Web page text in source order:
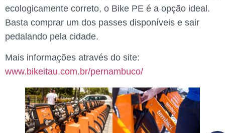
ecologicamente correto, o Bike PE é a opção ideal.
Basta comprar um dos passes disponíveis e sair
pedalando pela cidade.
Mais informações através do site:
www.bikeitau.com.br/pernambuco/